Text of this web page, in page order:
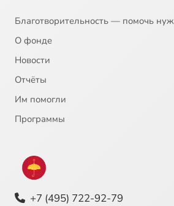
Благотворительность — помочь
О фонде
Новости
Отчёты
Им помогли
Программы
+7 (495) 722-92-79